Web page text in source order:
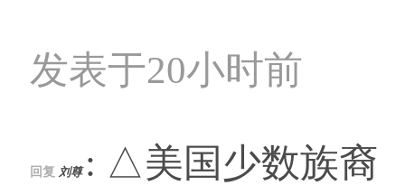
发表于20小时前
回复 刘尊 : △美国少数族裔